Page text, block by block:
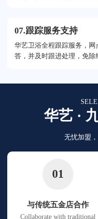
07.跟踪服务支持
华艺卫浴全程跟踪服务，
答，并及时跟进处理，免除
华艺 ·
无忧加盟
01
与传统五金店合作
Collaborate with traditional